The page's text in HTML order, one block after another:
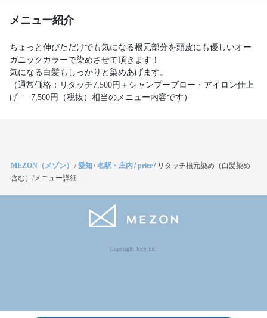
メニュー紹介
ちょっと伸びただけでも気になる根元部分を頭皮にも優しいオー
ガニックカラーで染めさせて頂きます！
気になる白髪もしっかりと染めあげます。
（通常価格：リタッチ7,500円＋シャンプーブロー・アイロン仕上
げ= 7,500円（税抜）相当のメニュー内容です）
MEZON（メゾン） /愛知/名駅・庄内/prier/ リタッチ根元染め（白髪染め
含む）/メニュー詳細
Copyright Jocy inc.